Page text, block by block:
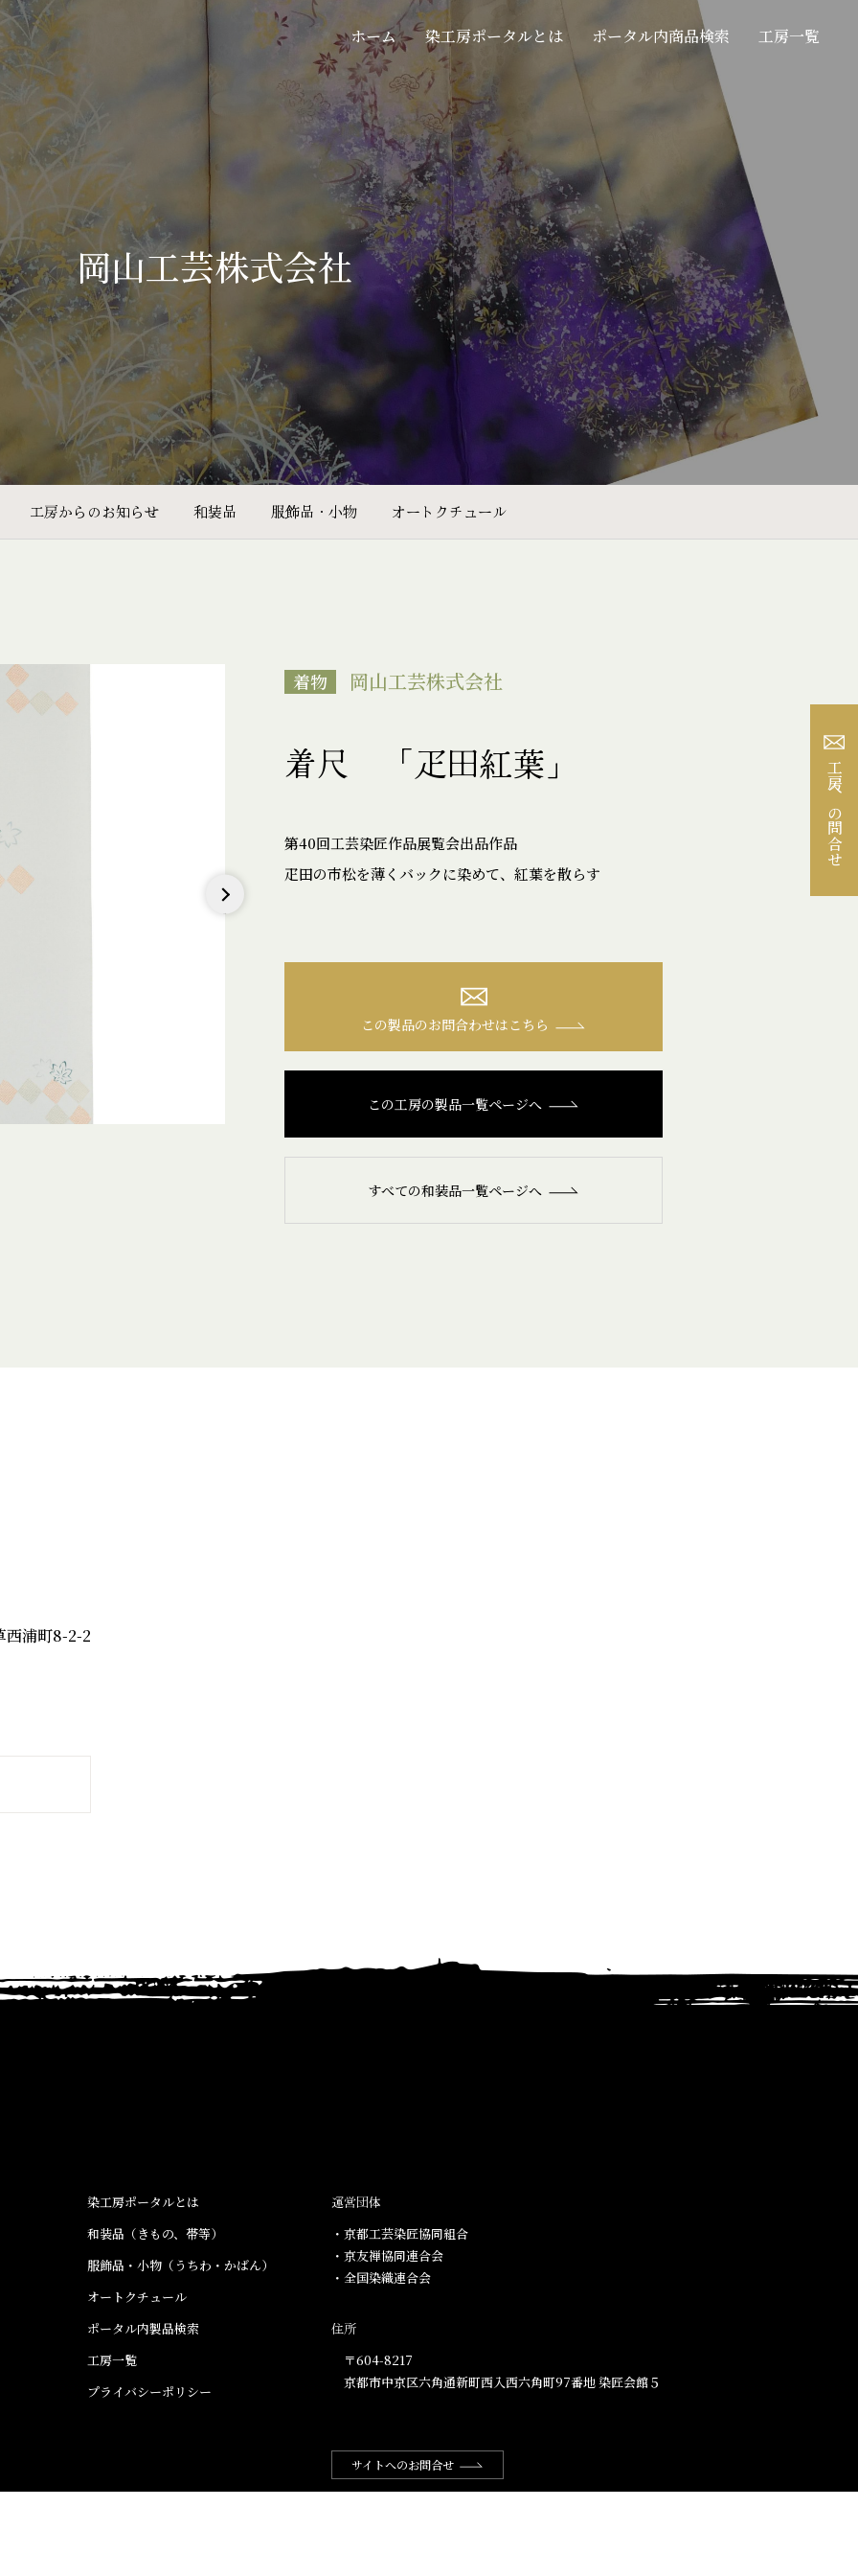
ホーム 染工房ポータルとは ポータル内商品検索 工房一覧
岡山工芸株式会社
工房からのお知らせ 和装品 服飾品・小物 オートクチュール
工房への問合せ
着物 岡山工芸株式会社
着尺 「疋田紅葉」
第40回工芸染匠作品展覧会出品作品
疋田の市松を薄くバックに染めて、紅葉を散らす
この製品のお問合わせはこちら
この工房の製品一覧ページへ
すべての和装品一覧ページへ
西浦町8-2-2
染工房ポータルとは
和装品（きもの、帯等）​
服飾品・小物​（うちわ・かばん）
オートクチュール
ポータル内製品検索
工房一覧
プライバシーポリシー
運営団体
・京都工芸染匠協同組合​
・京友禅協同連合会
・全国染織連合会
住所
〒604-8217
京都市中京区六角通新町西入西六角町97番地​ 染匠会館５
サイトへのお問合せ